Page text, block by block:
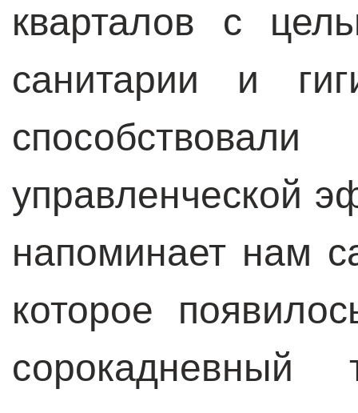
кварталов с
санитарии и
управленческой
напоминает нам
которое